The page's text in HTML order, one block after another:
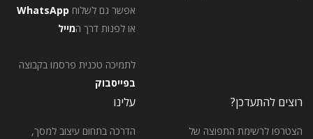
אפשר גם לשלוח WhatsApp
או לפנות דרך המייל
לתמיכה טכנית פרסמו בקבוצה
בפייסבוק
רוצים להתעדכן?
הצטרפו לרשימת התפוצה של
עלינו
הדרכה בתחום עיצוב למסך,